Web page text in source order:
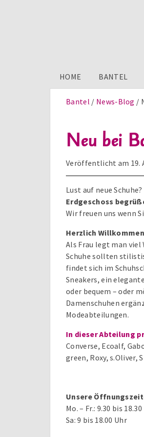
HOME BANTEL
Bantel News-Blog
Neu bei
Veröffentlicht am 19.
Lust auf neue Schuhe?
Erdgeschoss
Wir freuen uns wenn
Herzlich
Als Frau legt man viel
Schuhe sollten
findet sich im
Sneakers, ein
oder bequem – oder
Damenschuhen
Modeabteilungen.
In dieser Abteilung
Converse, Ecoalf,
green, Roxy, s.Oliver,
Unsere
Mo. – Fr.: 9.30 bis
Sa: 9 bis 18.00 Uhr